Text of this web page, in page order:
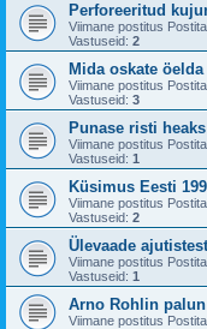
Perforeeritud
Viimane postitus
Vastuseid: 2
Mida oskate
Viimane postitus
Vastuseid: 3
Punase risti
Viimane postitus
Vastuseid: 1
Küsimus Eesti
Viimane postitus
Vastuseid: 2
Ülevaade
Viimane postitus
Vastuseid: 1
Arno Rohlin
Viimane postitus